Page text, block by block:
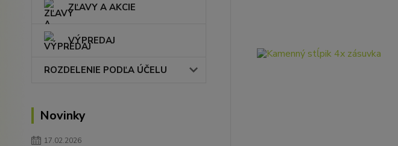
ZĽAVY A AKCIE
VÝPREDAJ
ROZDELENIE PODĽA ÚČELU
Novinky
17.02.2026